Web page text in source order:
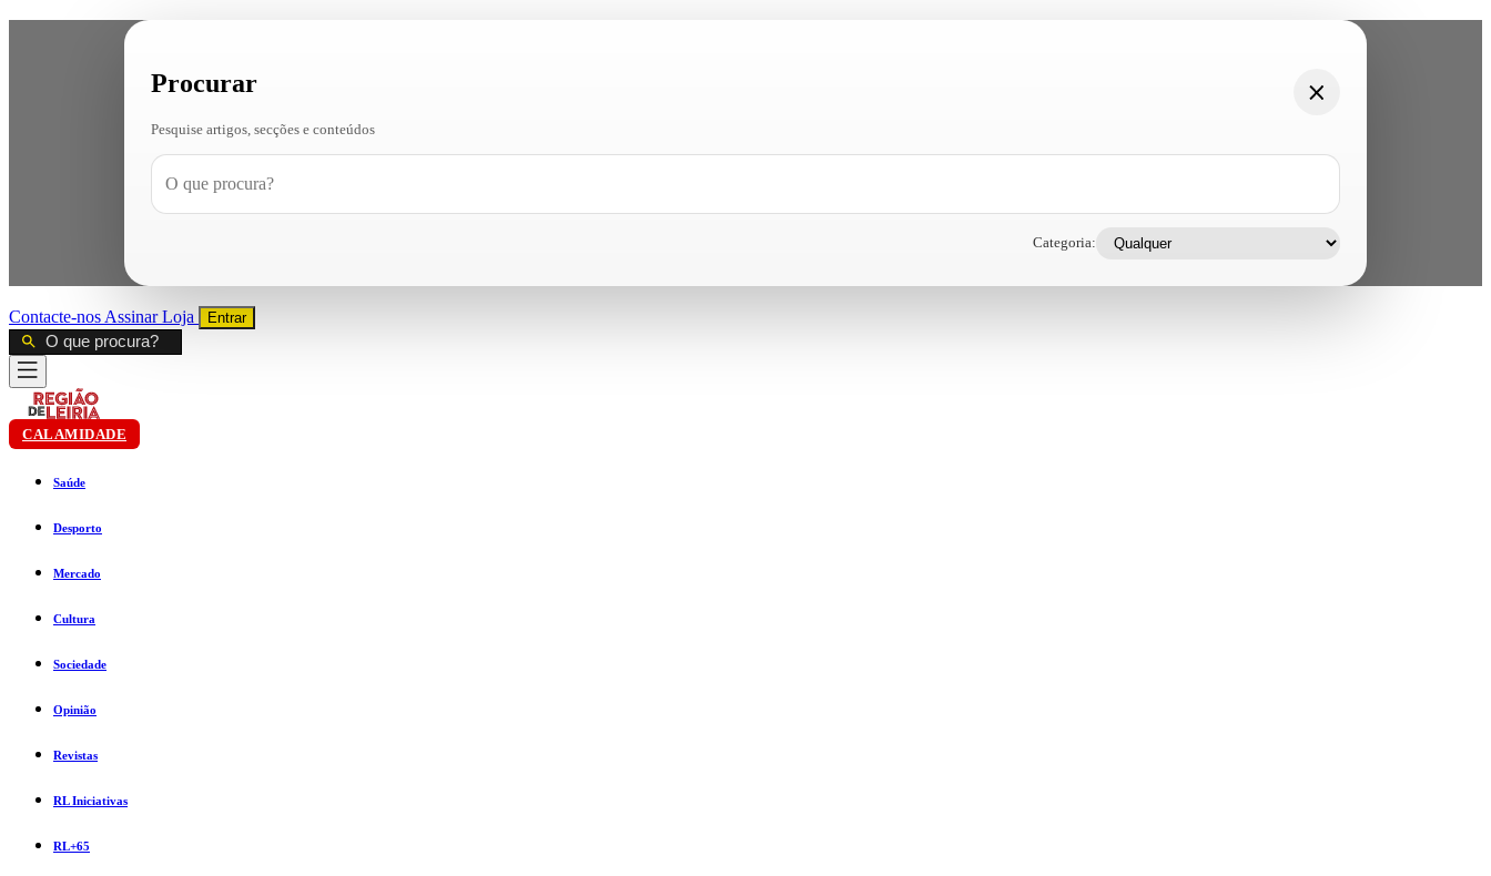
Procurar
Pesquise artigos, secções e conteúdos
Categoria:
Contacte-nos AssinarLoja Entrar
CALAMIDADE
Saúde
Desporto
Mercado
Cultura
Sociedade
Opinião
Revistas
RL Iniciativas
RL+65